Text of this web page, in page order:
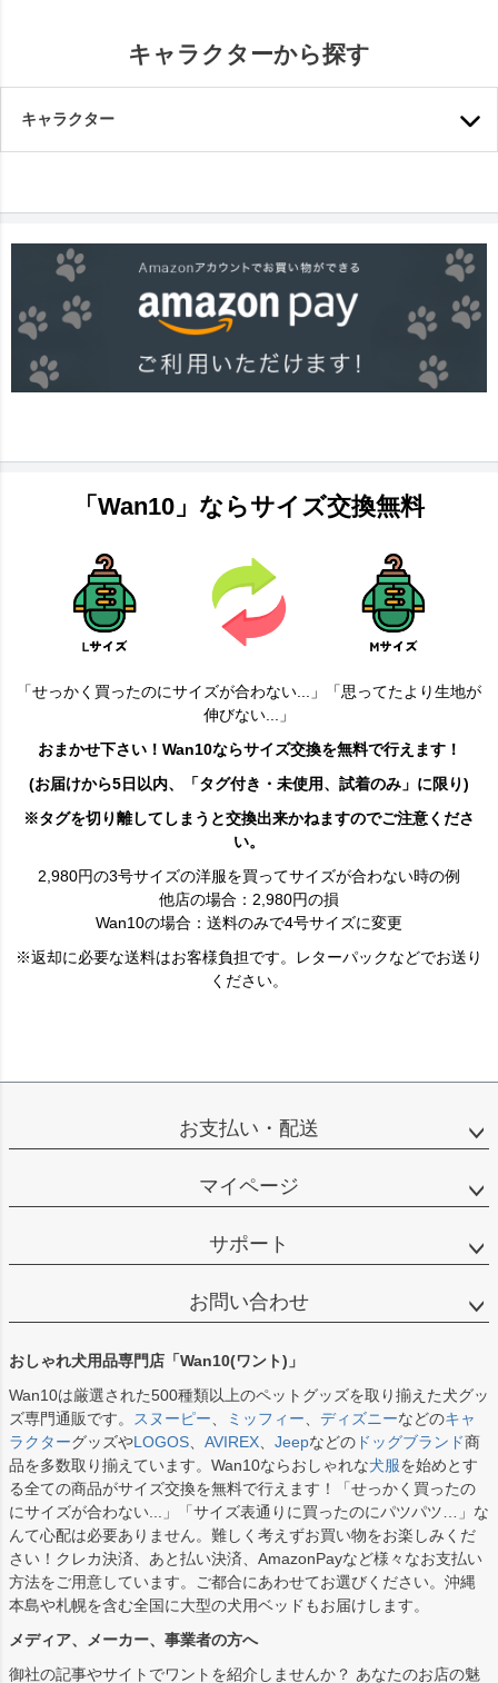
キャラクターから探す
キャラクター
「Wan10」ならサイズ交換無料
「せっかく買ったのにサイズが合わない...」「思ってたより生地が
伸びない...」
おまかせ下さい！Wan10ならサイズ交換を無料で行えます！
(お届けから5日以内、「タグ付き・未使用、試着のみ」に限り)
※タグを切り離してしまうと交換出来かねますのでご注意くださ
い。
2,980円の3号サイズの洋服を買ってサイズが合わない時の例
他店の場合：2,980円の損
Wan10の場合：送料のみで4号サイズに変更
※返却に必要な送料はお客様負担です。レターパックなどでお送り
ください。
お支払い・配送
マイページ
サポート
お問い合わせ
おしゃれ犬用品専門店「Wan10(ワント)」
Wan10は厳選された500種類以上のペットグッズを取り揃えた犬グッ
ズ専門通販です。
スヌーピー ミッフィー ディズニーなどのキャ
ラクターグッズやLOGOS AVIREX Jeepなどの ドッグブランド商
品を多数取り揃えています。Wan10ならおしゃれな犬服を始めとす
る全ての商品がサイズ交換を無料で行えます！「せっかく買ったの
にサイズが合わない...」「サイズ表通りに買ったのにパツパツ…」な
んて心配は必要ありません。難しく考えずお買い物をお楽しみくだ
さい！クレカ決済、あと払い決済、AmazonPayなど様々なお支払い
方法をご用意しています。ご都合にあわせてお選びください。沖縄
本島や札幌を含む全国に大型の犬用ベッドもお届けします。
メディア、メーカー、事業者の方へ
御社の記事やサイトでワントを紹介しませんか？ あなたのお店の魅